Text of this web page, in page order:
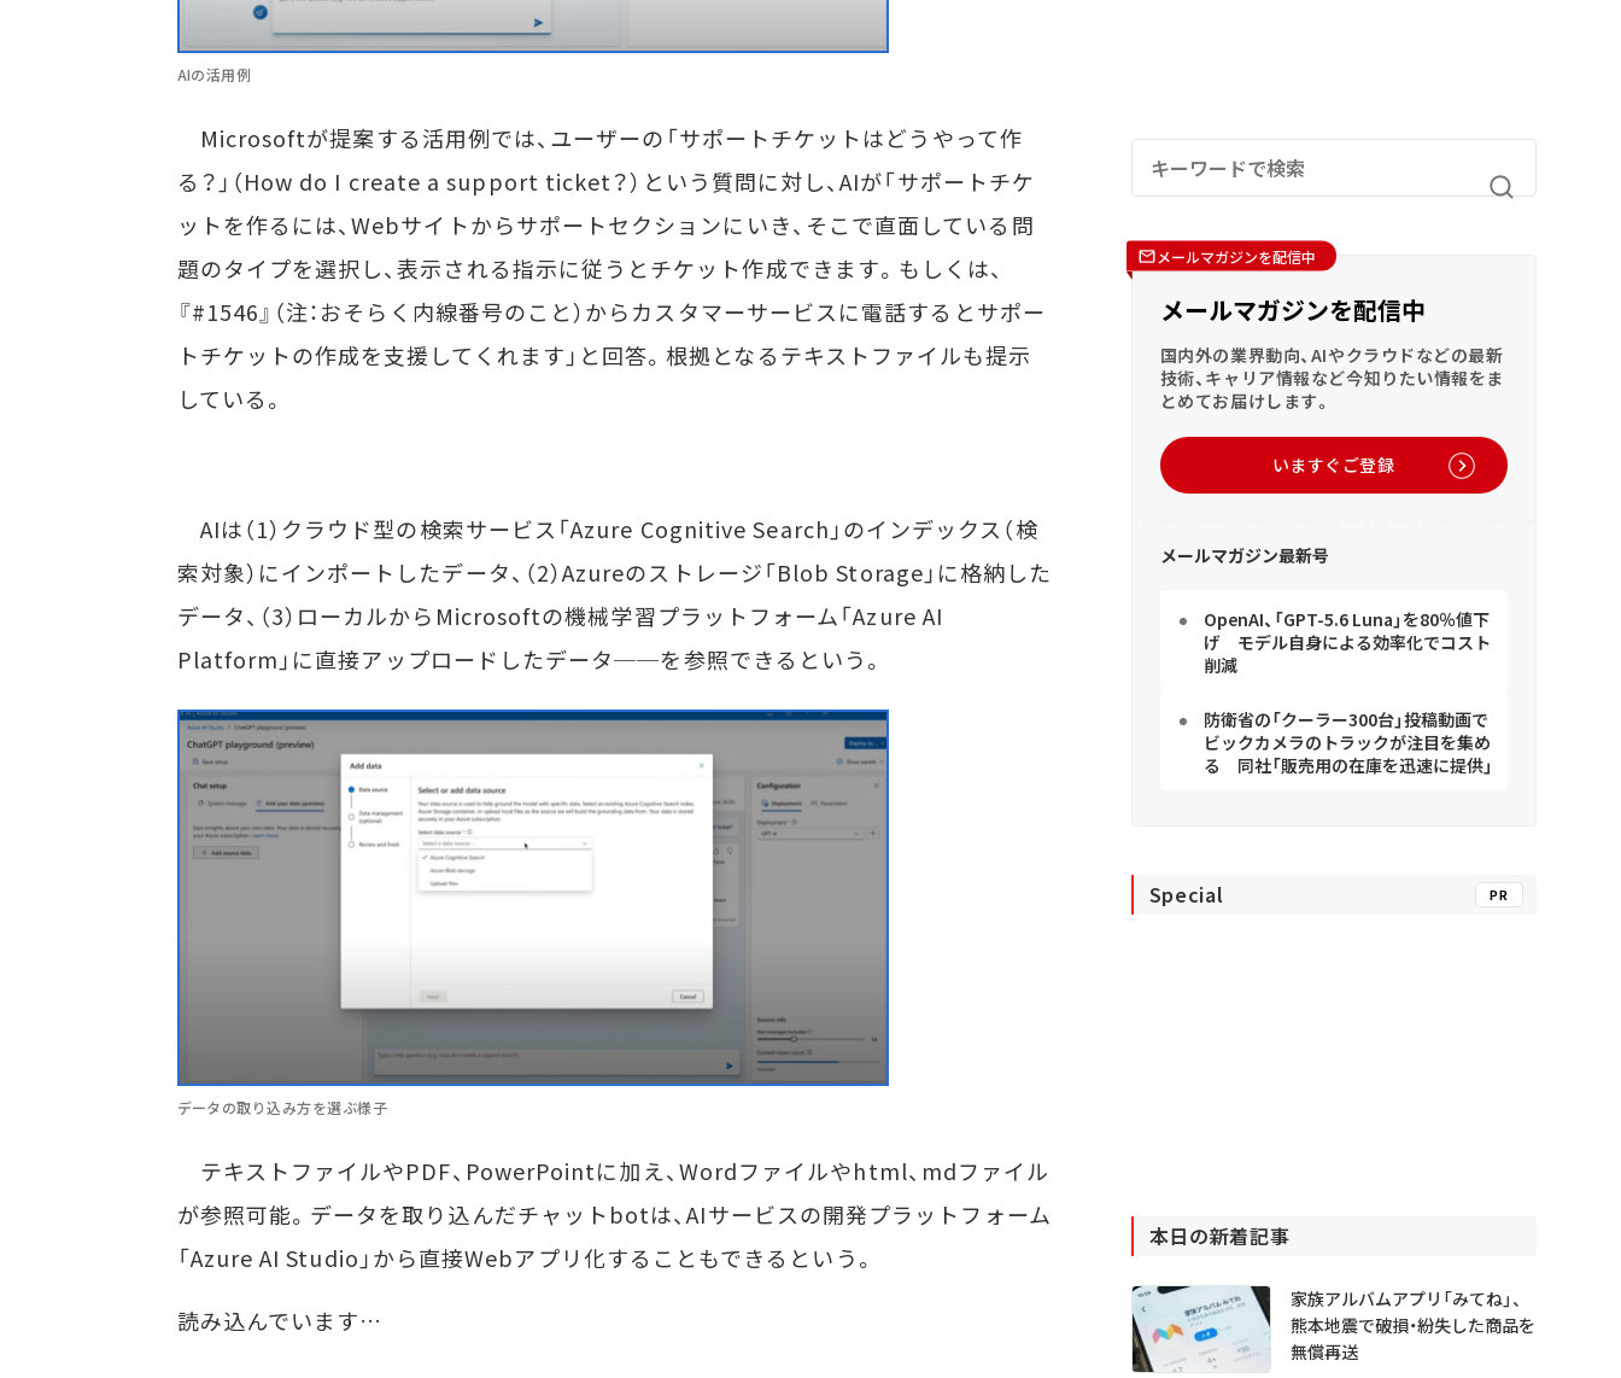
AIの活用例
Microsoftが提案する活用例では、ユーザーの「サポートチケットはどうやって作
る？」（How do I create a support ticket？）という質問に対し、AIが「サポートチケ
ットを作るには、Webサイトからサポートセクションにいき、そこで直面している問
題のタイプを選択し、表示される指示に従うとチケット作成できます。もしくは、
『#1546』（注：おそらく内線番号のこと）からカスタマーサービスに電話するとサポー
トチケットの作成を支援してくれます」と回答。根拠となるテキストファイルも提示
している。
AIは（1）クラウド型の検索サービス「Azure Cognitive Search」のインデックス（検
索対象）にインポートしたデータ、（2）Azureのストレージ「Blob Storage」に格納した
データ、（3）ローカルからMicrosoftの機械学習プラットフォーム「Azure AI
Platform」に直接アップロードしたデータ──を参照できるという。
データの取り込み方を選ぶ様子
テキストファイルやPDF、PowerPointに加え、Wordファイルやhtml、mdファイル
が参照可能。データを取り込んだチャットbotは、AIサービスの開発プラットフォーム
「Azure AI Studio」から直接Webアプリ化することもできるという。
読み込んでいます…
メールマガジンを配信中
メールマガジンを配信中
国内外の業界動向、AIやクラウドなどの最新
技術、キャリア情報など今知りたい情報をま
とめてお届けします。
いますぐご登録
メールマガジン最新号
OpenAI、「GPT-5.6 Luna」を80％値下
げ モデル自身による効率化でコスト
削減
防衛省の「クーラー300台」投稿動画で
ビックカメラのトラックが注目を集め
る 同社「販売用の在庫を迅速に提供」
Special PR
本日の新着記事
家族アルバムアプリ「みてね」、
熊本地震で破損・紛失した商品を
無償再送